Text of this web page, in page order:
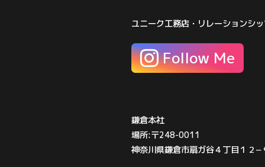
ユニーク工務店・リレーションシ
Follow Me
鎌倉本社
場所:〒248-0011
神奈川県鎌倉市扇ガ谷４丁目１２−